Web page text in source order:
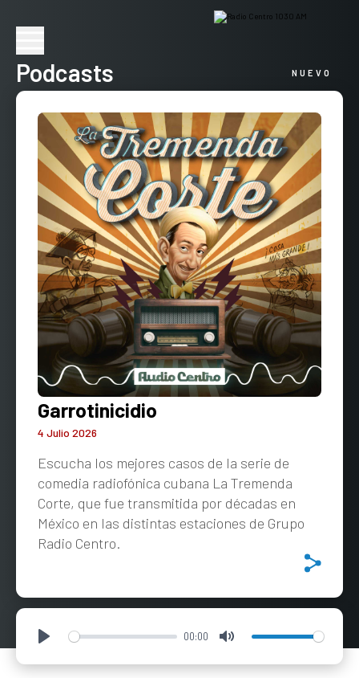
Podcasts NUEVO
Garrotinicidio
4 Julio 2026
Escucha los mejores casos de la serie de
comedia radiofónica cubana La Tremenda
Corte, que fue transmitida por décadas en
México en las distintas estaciones de Grupo
Radio Centro.
Play 00:00 Mute